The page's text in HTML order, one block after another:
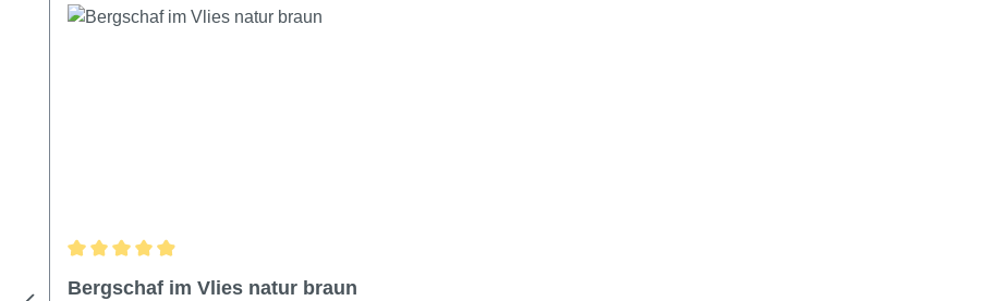
Durchschnittliche Bewertung von 4.94 von 5 Sternen
Bergschaf im Vlies natur braun